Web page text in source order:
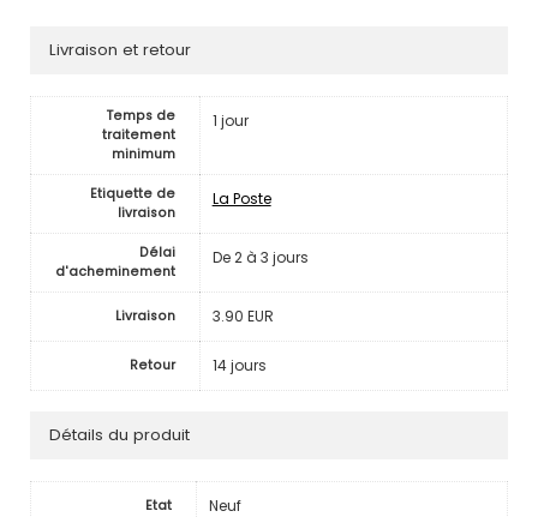
Livraison et retour
Temps de
traitement
minimum
1 jour
Etiquette de
livraison
La Poste
Délai
d'acheminement
De 2 à 3 jours
Livraison 3.90 EUR
Retour 14 jours
Détails du produit
Etat Neuf